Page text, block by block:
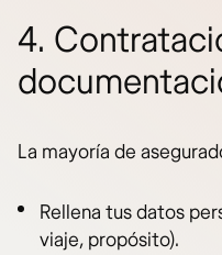
4.
La mayoría de
Rellena tus datos
viaje, propósito).